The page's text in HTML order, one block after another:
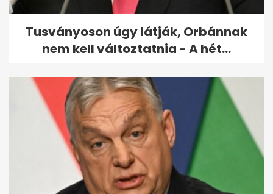
Tusványoson úgy látják, Orbánnak
nem kell változtatnia - A hét...